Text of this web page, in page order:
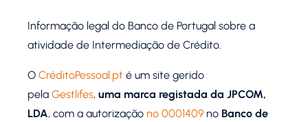
Informação legal do Banco de Portugal sobre a
atividade de Intermediação de Crédito.
O CréditoPessoal.pt é um site gerido
pela Gestlifes, uma marca registada da JPCOM,
LDA, com a autorização nº 0001409 no Banco de